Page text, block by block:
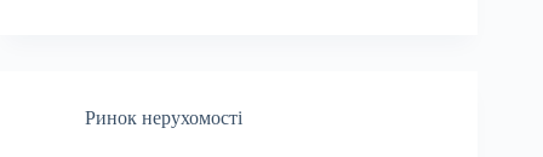
Ринок нерухомості